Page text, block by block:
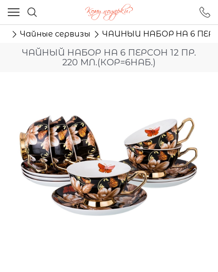
Чайные сервизы ЧАЙНЫЙ НАБОР НА 6
ЧАЙНЫЙ НАБОР НА 6 ПЕРСОН 12 ПР.
220 МЛ.(КОР=6НАБ.)
Ваш город - Москва,
угадали?
ДА НЕТ